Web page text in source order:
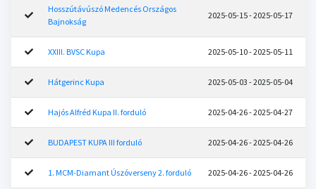
Hosszútávúszó Medencés Országos
Bajnokság
2025-05-15 - 2025-05-17
XXIII. BVSC Kupa 2025-05-10 - 2025-05-11
Hátgerinc Kupa 2025-05-03 - 2025-05-04
Hajós Alfréd Kupa II. forduló 2025-04-26 - 2025-04-27
BUDAPEST KUPA III forduló 2025-04-26 - 2025-04-26
1. MCM-Diamant Úszóverseny 2. forduló 2025-04-26 - 2025-04-26